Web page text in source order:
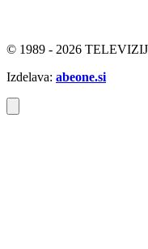
© 1989 - 2026
Izdelava: abeone.si